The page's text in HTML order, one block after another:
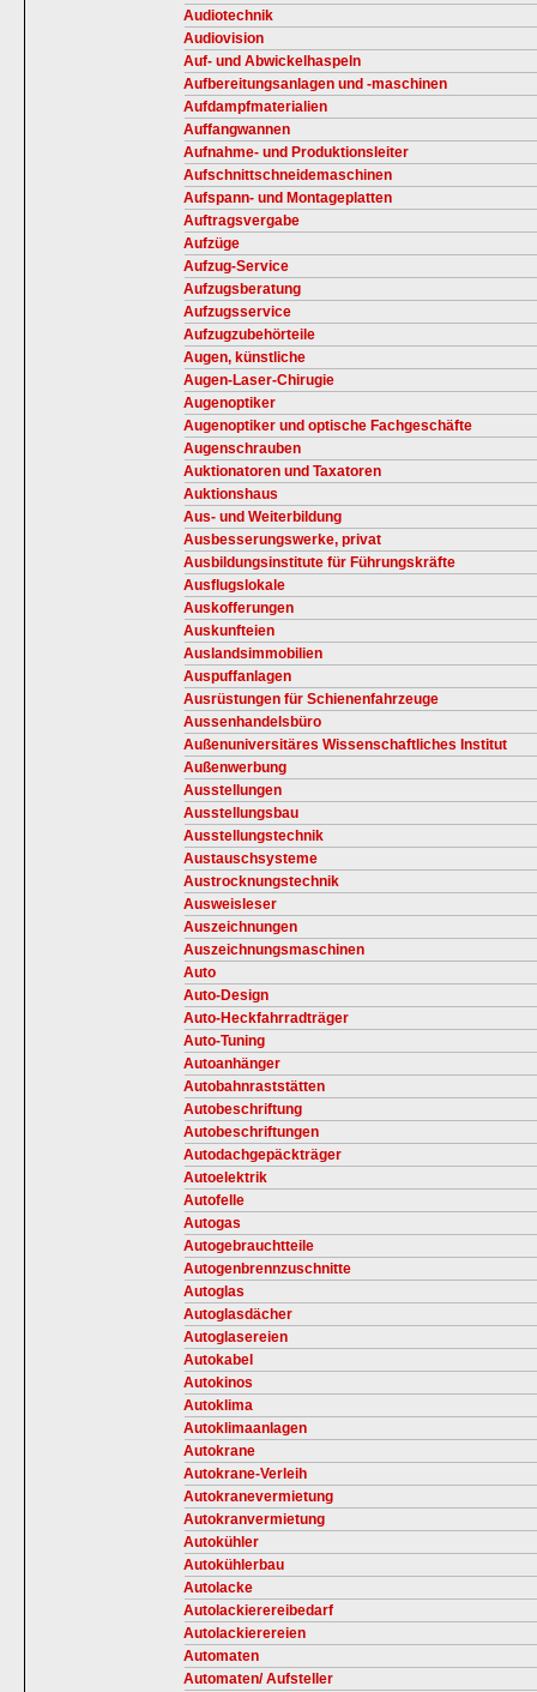
Audiotechnik
Audiovision
Auf- und Abwickelhaspeln
Aufbereitungsanlagen und -maschinen
Aufdampfmaterialien
Auffangwannen
Aufnahme- und Produktionsleiter
Aufschnittschneidemaschinen
Aufspann- und Montageplatten
Auftragsvergabe
Aufzüge
Aufzug-Service
Aufzugsberatung
Aufzugsservice
Aufzugzubehörteile
Augen, künstliche
Augen-Laser-Chirugie
Augenoptiker
Augenoptiker und optische Fachgeschäfte
Augenschrauben
Auktionatoren und Taxatoren
Auktionshaus
Aus- und Weiterbildung
Ausbesserungswerke, privat
Ausbildungsinstitute für Führungskräfte
Ausflugslokale
Auskofferungen
Auskunfteien
Auslandsimmobilien
Auspuffanlagen
Ausrüstungen für Schienenfahrzeuge
Aussenhandelsbüro
Außenuniversitäres Wissenschaftliches Institut
Außenwerbung
Ausstellungen
Ausstellungsbau
Ausstellungstechnik
Austauschsysteme
Austrocknungstechnik
Ausweisleser
Auszeichnungen
Auszeichnungsmaschinen
Auto
Auto-Design
Auto-Heckfahrradträger
Auto-Tuning
Autoanhänger
Autobahnraststätten
Autobeschriftung
Autobeschriftungen
Autodachgepäckträger
Autoelektrik
Autofelle
Autogas
Autogebrauchtteile
Autogenbrennzuschnitte
Autoglas
Autoglasdächer
Autoglasereien
Autokabel
Autokinos
Autoklima
Autoklimaanlagen
Autokrane
Autokrane-Verleih
Autokranevermietung
Autokranvermietung
Autokühler
Autokühlerbau
Autolacke
Autolackierereibedarf
Autolackierereien
Automaten
Automaten/ Aufsteller